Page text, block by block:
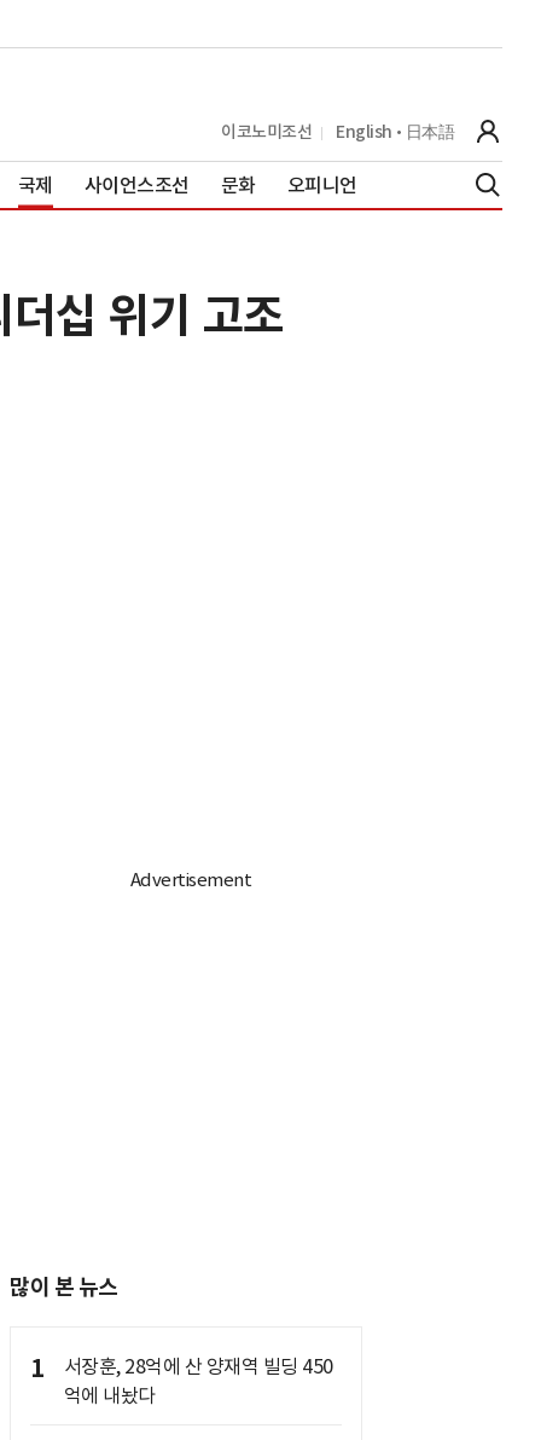
이코노미조선 English 日本語
국제 사이언스조선 문화 오피니언
십 위기 고조
많이 본 뉴스
1
서장훈, 28억에 산 양재역 빌딩 450
억에 내놨다